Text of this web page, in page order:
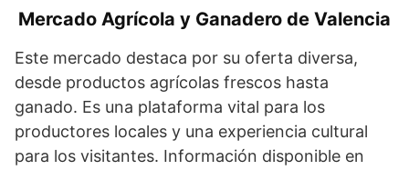
Mercado Agrícola y Ganadero de Valencia
Este mercado destaca por su oferta diversa,
desde productos agrícolas frescos hasta
ganado. Es una plataforma vital para los
productores locales y una experiencia cultural
para los visitantes. Información disponible en